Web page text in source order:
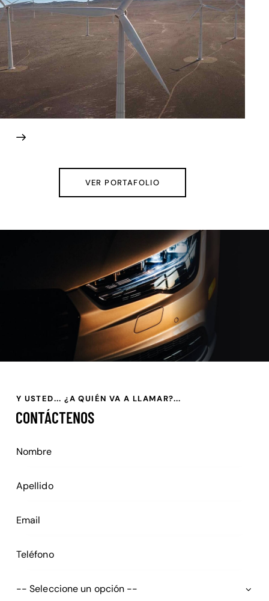
VER PORTAFOLIO
Y USTED... ¿A QUIÉN VA A LLAMAR?...
CONTÁCTENOS